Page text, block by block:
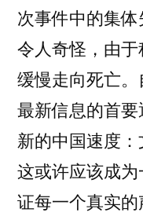
次事件中的集
令人奇怪，由
缓慢走向死亡
最新信息的首
新的中国速度：
这或许应该成
证每一个真实